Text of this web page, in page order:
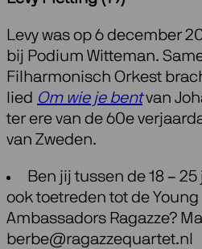
Levy was op 6 december
bij Podium Witteman.
Filharmonisch Orkest
lied Om wie je bentvan
ter ere van de 60e
van Zweden.
Ben jij tussen de 18 –
ook toetreden tot de Young
Ambassadors Ragazze?
berbe@ragazzequartet.nl